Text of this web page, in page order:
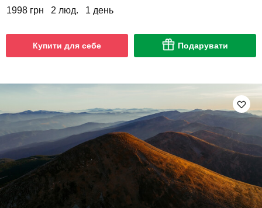
1998 грн 2 люд. 1 день
Купити для себе Подарувати